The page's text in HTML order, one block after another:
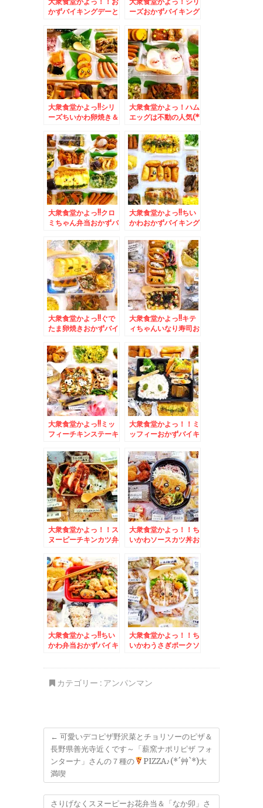
かずバイキングデーと
＆簡単だけど病みつき
になる朝ごはんレシピ
♪レタス納豆ど～ん♪(*
´艸`*)
ーズおかずバイキング
いえば「トニーズピ
ザ」の「フレッシュト
マトピザ」(*´艸`*)
大衆食堂かよっ!!シリ
ーズちいかわ卵焼き＆
バイG線」さんの「サ
ンドイッチモーニン
グ」
大衆食堂かよっ！ハム
エッグは不動の人気(*
大船軒」の「サンドウ
ィッチ弁当」日本初の
サンドイッチ駅弁☆(*
´艸`*)
大衆食堂かよっ!!クロ
ミちゃん弁当おかずバ
き館」さんの「和栗の
モンブラン」(*´艸
`*)my最高モンブラ
ン(*´艸`*)
大衆食堂かよっ!!ちい
かわおかずバイキング
ン」さんの「海老ラー
メン」「味噌味」食べ
たよ～(*´艸`*)
大衆食堂かよっ!!ぐで
たま卵焼きおかずバイ
中華そば 竹祥」さん
の「特製貝出汁中華そ
ば」「貝めし」身体に
染みわたる～(*´艸`*)
大衆食堂かよっ!!キテ
ィちゃんいなり寿司お
峠「峠の茶屋」の「あ
げいも」こちらは無料
トッピングが充実(*
´艸`*)
大衆食堂かよっ!!ミッ
フィーチキンステーキ
庵」さんの「辛子明太
のり弁当」＆「なめこ
そば温」ネギ食べ放題
がありがたい～
大衆食堂かよっ！！ミ
ッフィーおかずバイキ
援！福井県ソウルフー
ド越前銘菓「水羊か
ん」うまっ(*´艸`*)
大衆食堂かよっ！！ス
ヌーピーチキンカツ弁
ス「パーラーフタバ
ヤ」さんで打ち合わせ
(*´艸`*)
大衆食堂かよっ！！ち
いかわソースカツ丼お
きのこ王国内「シフォ
ンケーキ」と「仁木産
りんごシフォンケー
キ」
大衆食堂かよっ!!ちい
かわ弁当おかずバイキ
「和風おせち花道」
大衆食堂かよっ！！ち
いかわうさぎポークソ
リーズナブルすぎる上
カテゴリー : アンパンマン
← 可愛いデコピザ野沢菜とチョリソーのピザ＆
長野県善光寺近くです～「薪窯ナポリピザ フォ
ンターナ」さんの７種の
PIZZA♪(*´艸`*)大
満喫
さりげなくスヌーピーお花弁当＆「なか卯」さ